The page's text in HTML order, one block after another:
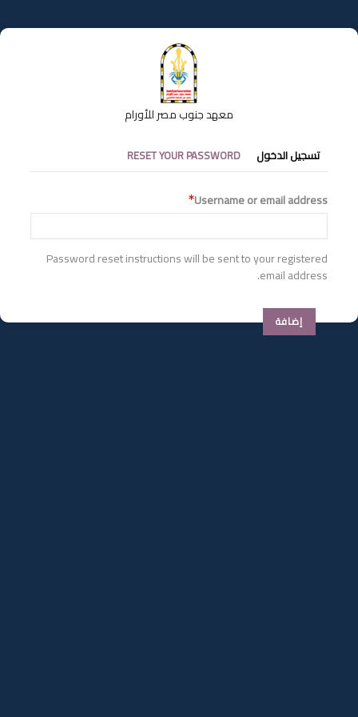
إلى
المحتوى
معهد جنوب مصر للأورام
التبويبات
الأساسية
تسجيل الدخول RESET YOUR PASSWORD
Username or email address
Password reset instructions will be sent to your registered
email address.